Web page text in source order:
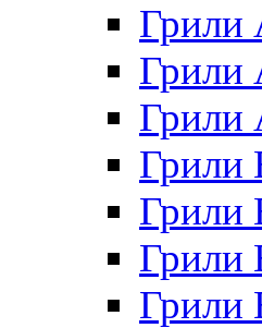
Грили
Грили
Грили
Грили
Грили
Грили
Грили